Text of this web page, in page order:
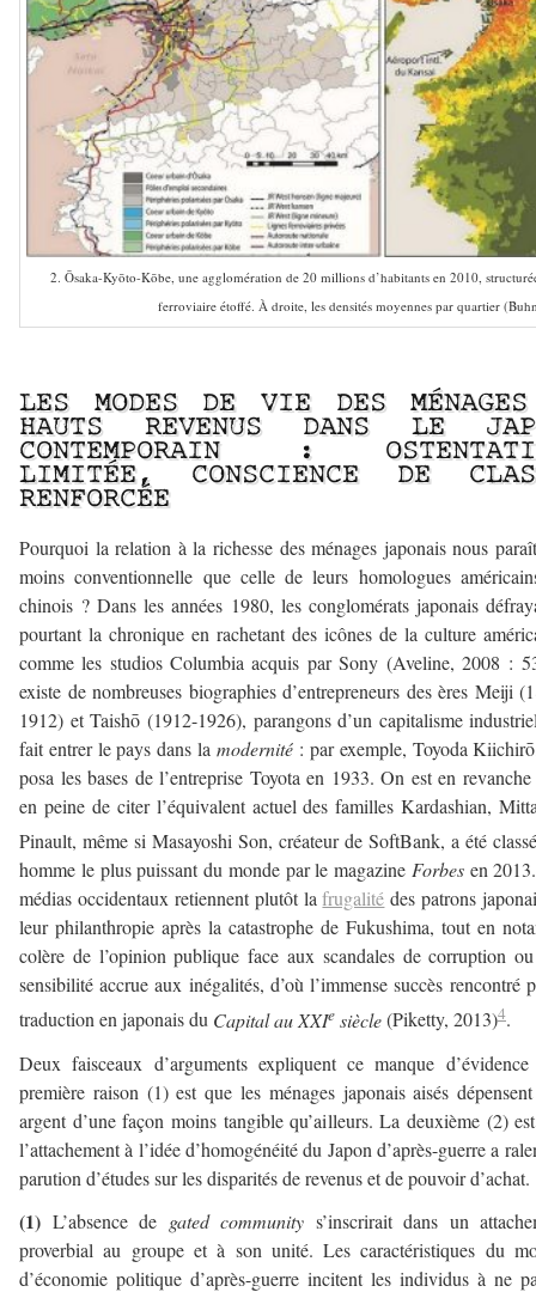
2. Ōsaka-Kyōto-Kōbe, une agglomération de 20 millions d’habitants en 2010,
ferroviaire étoffé. À droite, les densités moyennes par quartier
LES MODES DE VIE DES
HAUTS REVENUS DANS LE
CONTEMPORAIN :
LIMITÉE, CONSCIENCE DE
RENFORCÉE
Pourquoi la relation à la richesse des ménages japonais nous
moins conventionnelle que celle de leurs homologues
chinois ? Dans les années 1980, les conglomérats japonais
pourtant la chronique en rachetant des icônes de la culture
comme les studios Columbia acquis par Sony (Aveline, 2008 :
existe de nombreuses biographies d’entrepreneurs des ères Meiji
1912) et Taishō (1912-1926), parangons d’un capitalisme
fait entrer le pays dans la modernité: par exemple, Toyoda
posa les bases de l’entreprise Toyota en 1933. On est en
en peine de citer l’équivalent actuel des familles Kardashian,
Pinault, même si Masayoshi Son, créateur de SoftBank, a été
homme le plus puissant du monde par le magazine Forbesen
médias occidentaux retiennent plutôt lafrugalité des patrons
leur philanthropie après la catastrophe de Fukushima, tout en
colère de l’opinion publique face aux scandales de corruption
sensibilité accrue aux inégalités, d’où l’immense succès rencontré
traduction en japonais du Capital au XXIe siècle(Piketty, 2013)4.
Deux faisceaux d’arguments expliquent ce manque
première raison (1) est que les ménages japonais aisés
argent d’une façon moins tangible qu’ailleurs. La deuxième (2)
l’attachement à l’idée d’homogénéité du Japon d’après-guerre a
parution d’études sur les disparités de revenus et de pouvoir d’achat.
(1) L’absence de gated community s’inscrirait dans un
proverbial au groupe et à son unité. Les caractéristiques du
d’économie politique d’après-guerre incitent les individus à ne